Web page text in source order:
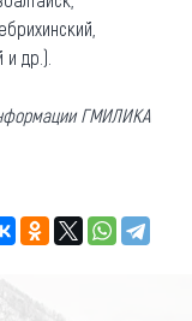
др.).
ГМИЛИКА